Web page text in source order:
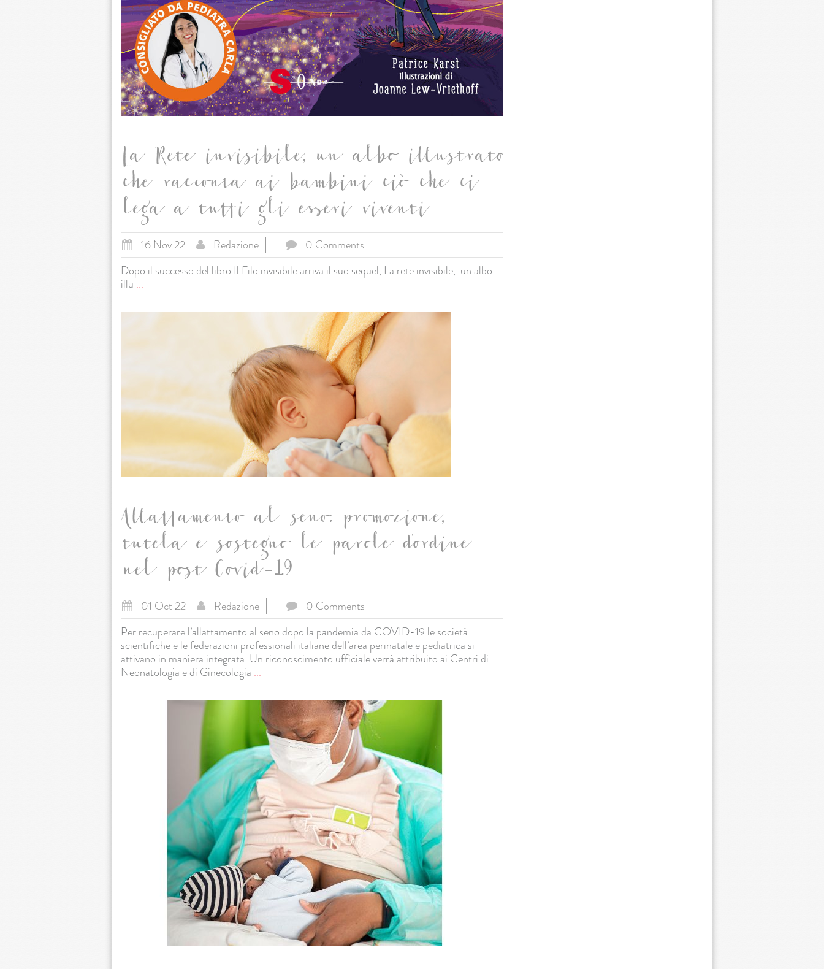
La Rete invisibile, un albo illustrato
che racconta ai bambini ciò che ci
lega a tutti gli esseri viventi
16 Nov 22 Redazione
0 Comments
Dopo il successo del libro Il Filo invisibile arriva il suo sequel, La rete invisibile, un albo
illu ...
Allattamento al seno: promozione,
tutela e sostegno le parole d'ordine
nel post Covid-19
01 Oct 22 Redazione
0 Comments
Per recuperare l’allattamento al seno dopo la pandemia da COVID-19 le società
scientifiche e le federazioni professionali italiane dell’area perinatale e pediatrica si
attivano in maniera integrata. Un riconoscimento ufficiale verrà attribuito ai Centri di
Neonatologia e di Ginecologia ...